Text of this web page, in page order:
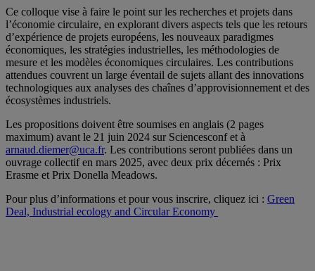
Ce colloque vise à faire le point sur les recherches et projets dans
l’économie circulaire, en explorant divers aspects tels que les retours
d’expérience de projets européens, les nouveaux paradigmes
économiques, les stratégies industrielles, les méthodologies de
mesure et les modèles économiques circulaires. Les contributions
attendues couvrent un large éventail de sujets allant des innovations
technologiques aux analyses des chaînes d’approvisionnement et des
écosystèmes industriels.
Les propositions doivent être soumises en anglais (2 pages
maximum) avant le 21 juin 2024 sur Sciencesconf et à
arnaud.diemer@uca.fr. Les contributions seront publiées dans un
ouvrage collectif en mars 2025, avec deux prix décernés : Prix
Erasme et Prix Donella Meadows.
Pour plus d’informations et pour vous inscrire, cliquez ici : Green
Deal, Industrial ecology and Circular Economy